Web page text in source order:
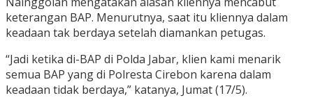
keterangan BAP. Menurutnya, saat itu kliennya dalam
keadaan tak berdaya setelah diamankan petugas.
“Jadi ketika di-BAP di Polda Jabar, klien kami menarik
semua BAP yang di Polresta Cirebon karena dalam
keadaan tidak berdaya,” katanya, Jumat (17/5).